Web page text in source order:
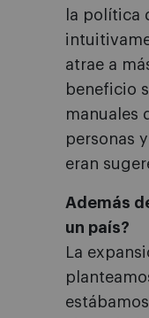
la política
atrae a
beneficio
manuales
personas
eran
Además
un país?
La